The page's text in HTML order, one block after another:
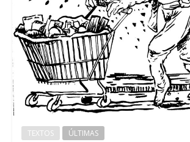
TEXTOS ÚLTIMAS